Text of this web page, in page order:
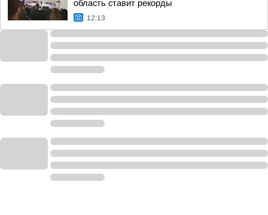
область ставит рекорды
12:13